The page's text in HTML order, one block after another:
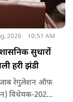
2026 10:51 AM
सुधारों
हरी झंडी
रेगुलेशन ऑफ
विधेयक-2026'